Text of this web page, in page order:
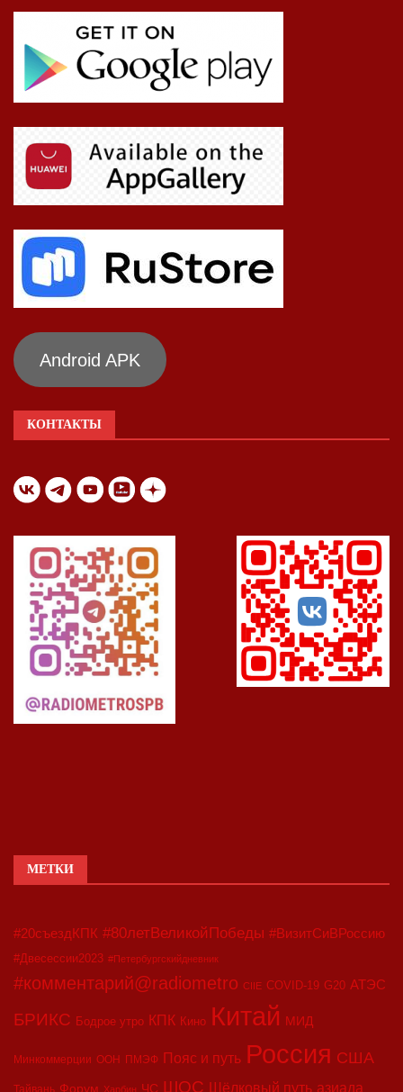
Android APK
КОНТАКТЫ
МЕТКИ
#20съездКПК #80летВеликойПобеды #ВизитСиВРоссию
#Двесессии2023 #Петербургскийдневник
#комментарий@radiometro CIIE COVID-19 G20 АТЭС
БРИКС Бодрое утро КПК Кино Китай МИД
Минкоммерции ООН ПМЭФ Пояс и путь Россия США
Форум Харбин ЧС ШОС Шёлковый путь азиада